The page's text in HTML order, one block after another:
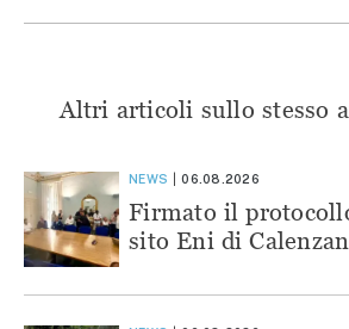
Altri articoli sullo stesso
NEWS 06.08.2026
Firmato il
sito Eni di